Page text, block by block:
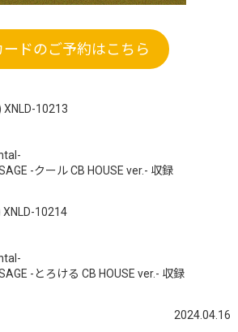
ドのご予約はこちら
10213
-クール CB HOUSE ver.- 収録
10214
-とろける CB HOUSE ver.- 収録
2024.04.16